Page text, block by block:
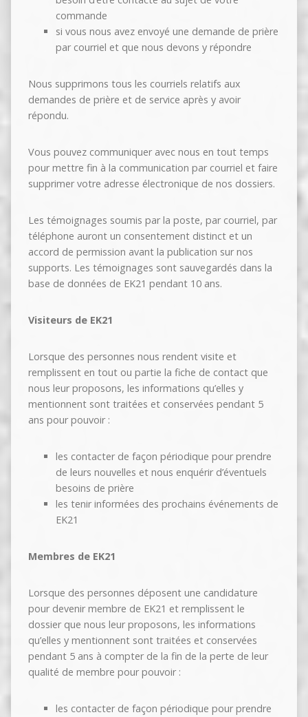
commande
si vous nous avez envoyé une demande de prière
par courriel et que nous devons y répondre
Nous supprimons tous les courriels relatifs aux
demandes de prière et de service après y avoir
répondu.
Vous pouvez communiquer avec nous en tout temps
pour mettre fin à la communication par courriel et faire
supprimer votre adresse électronique de nos dossiers.
Les témoignages soumis par la poste, par courriel, par
téléphone auront un consentement distinct et un
accord de permission avant la publication sur nos
supports. Les témoignages sont sauvegardés dans la
base de données de EK21 pendant 10 ans.
Visiteurs de EK21
Lorsque des personnes nous rendent visite et
remplissent en tout ou partie la fiche de contact que
nous leur proposons, les informations qu’elles y
mentionnent sont traitées et conservées pendant 5
ans pour pouvoir :
les contacter de façon périodique pour prendre
de leurs nouvelles et nous enquérir d’éventuels
besoins de prière
les tenir informées des prochains événements de
EK21
Membres de EK21
Lorsque des personnes déposent une candidature
pour devenir membre de EK21 et remplissent le
dossier que nous leur proposons, les informations
qu’elles y mentionnent sont traitées et conservées
pendant 5 ans à compter de la fin de la perte de leur
qualité de membre pour pouvoir :
les contacter de façon périodique pour prendre